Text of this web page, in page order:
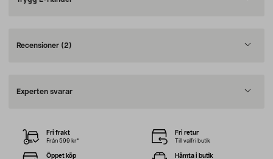
Recensioner (2)
Experten svarar
Fri frakt
Från 599 kr*
Fri retur
Till valfri butik
Öppet köp Hämta i butik